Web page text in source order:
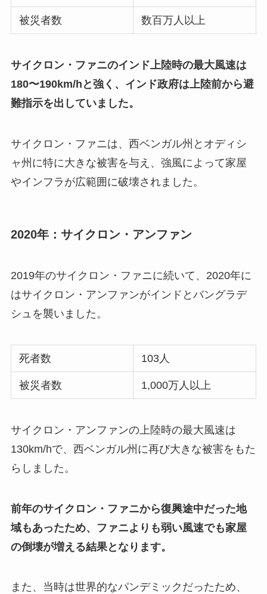
被災者数 数百万人以上
サイクロン・ファニのインド上陸時の最大風速は
180〜190km/hと強く、インド政府は上陸前から避
難指示を出していました。
サイクロン・ファニは、西ベンガル州とオディシ
ャ州に特に大きな被害を与え、強風によって家屋
やインフラが広範囲に破壊されました。
2020年：サイクロン・アンファン
2019年のサイクロン・ファニに続いて、2020年に
はサイクロン・アンファンがインドとバングラデ
シュを襲いました。
死者数 103人
被災者数 1,000万人以上
サイクロン・アンファンの上陸時の最大風速は
130km/hで、西ベンガル州に再び大きな被害をもた
らしました。
前年のサイクロン・ファニから復興途中だった地
域もあったため、ファニよりも弱い風速でも家屋
の倒壊が増える結果となります。
また、当時は世界的なパンデミックだったため、